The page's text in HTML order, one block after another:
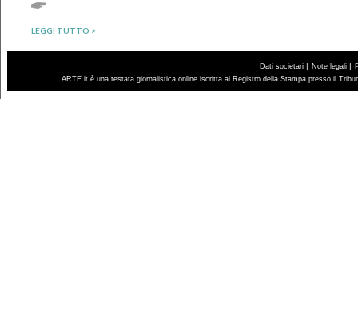
LEGGI TUTTO >
Dati societari | Note legali |
ARTE.it è una testata giornalistica online iscritta al Registro della Stampa presso il